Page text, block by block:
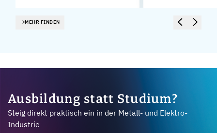
MEHR FINDEN
Ausbildung statt Studium?
Steig direkt praktisch ein in der Metall- und Elektro-
Industrie